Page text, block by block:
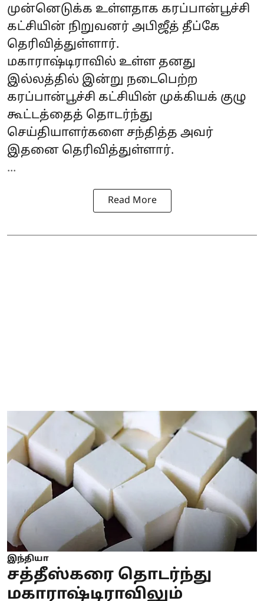
முன்னெடுக்க உள்ளதாக கரப்பான்பூச்சி
கட்சியின் நிறுவனர் அபிஜீத் தீப்கே
தெரிவித்துள்ளார்.
மகாராஷ்டிராவில் உள்ள தனது
இல்லத்தில் இன்று நடைபெற்ற
கரப்பான்பூச்சி கட்சியின் முக்கியக் குழு
கூட்டத்தைத் தொடர்ந்து
செய்தியாளர்களை சந்தித்த அவர்
இதனை தெரிவித்துள்ளார்.
...
Read More
இந்தியா
சத்தீஸ்கரை தொடர்ந்து
மகாராஷ்டிராவிலும்